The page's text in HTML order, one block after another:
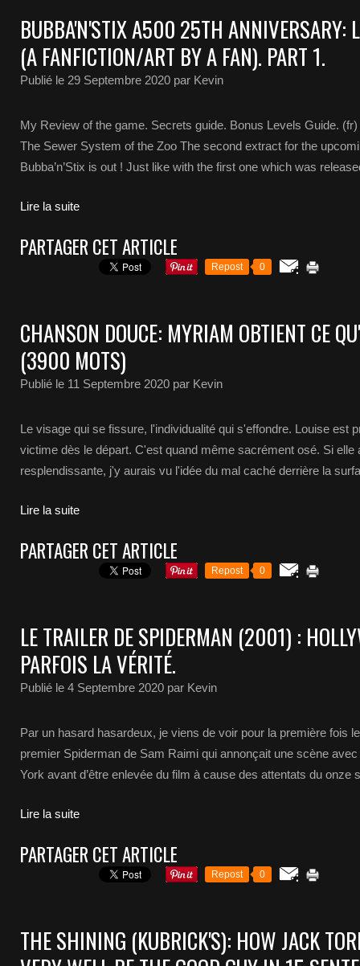
BUBBA'N'STIX A500 25TH ANNIVERSARY:
(A FANFICTION/ART BY A FAN). PART 1.
Publié le 29 Septembre 2020 par Kevin
My Review of the game. Secrets guide. Bonus Levels Guide.
The Sewer System of the Zoo The second extract for the
Bubba’n’Stix is out ! Just like with the first one which was
Lire la suite
PARTAGER CET ARTICLE
Repost 0
CHANSON DOUCE: MYRIAM OBTIENT CE
(3900 MOTS)
Publié le 11 Septembre 2020 par Kevin
Le visage qui se fissure, l'individualité qui s'effondre. Louise est
victime dès le départ. C'est quand même sacrément osé. Si elle
resplendissante, j'y aurais vu l'idée du mal caché derrière la
Lire la suite
PARTAGER CET ARTICLE
Repost 0
LE TRAILER DE SPIDERMAN (2001) :
PARFOIS LA VÉRITÉ.
Publié le 4 Septembre 2020 par Kevin
Par un hasard hasardeux, je viens de voir pour la première fois
premier Spiderman de Sam Raimi qui annonçait une scène
York avant d’être enlevée du film à cause des attentats du onze
Lire la suite
PARTAGER CET ARTICLE
Repost 0
THE SHINING (KUBRICK'S): HOW JACK